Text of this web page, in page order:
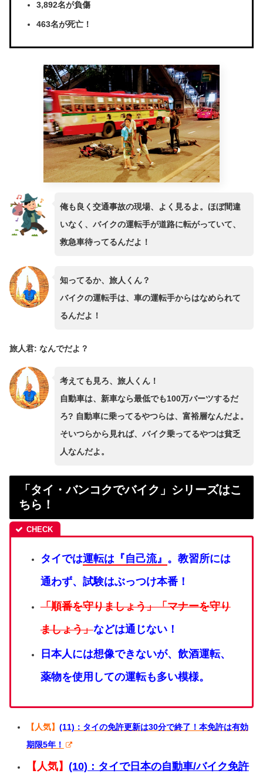
3,892名が負傷
463名が死亡！
俺も良く交通事故の現場、よく見るよ。ほぼ間違
いなく、バイクの運転手が道路に転がっていて、
救急車待ってるんだよ！
知ってるか、旅人くん？
バイクの運転手は、車の運転手からはなめられて
るんだよ！
旅人君: なんでだよ？
考えても見ろ、旅人くん！
自動車は、新車なら最低でも100万バーツするだ
ろ? 自動車に乗ってるやつらは、富裕層なんだよ。
そいつらから見れば、バイク乗ってるやつは貧乏
人なんだよ。
「タイ・バンコクでバイク」シリーズはこ
ちら！
タイでは運転は『自己流』 。 教習所には
通わず、試験はぶっつけ本番！
「順番を守りましょう」「マナーを守り
ましょう」などは通じない！
日本人には想像できないが、飲酒運転、
薬物を使用しての運転も多い模様。
【人気】 (11)：タイの免許更新は30分で終了！本免許は有効
期限5年！
【人気】 (10)：タイで日本の自動車/バイク免許